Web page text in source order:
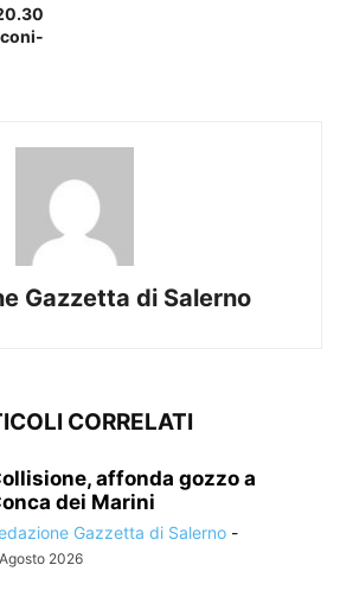
Gazzetta di Salerno
CORRELATI
affonda gozzo a
dei Marini
Gazzetta di Salerno -
2026